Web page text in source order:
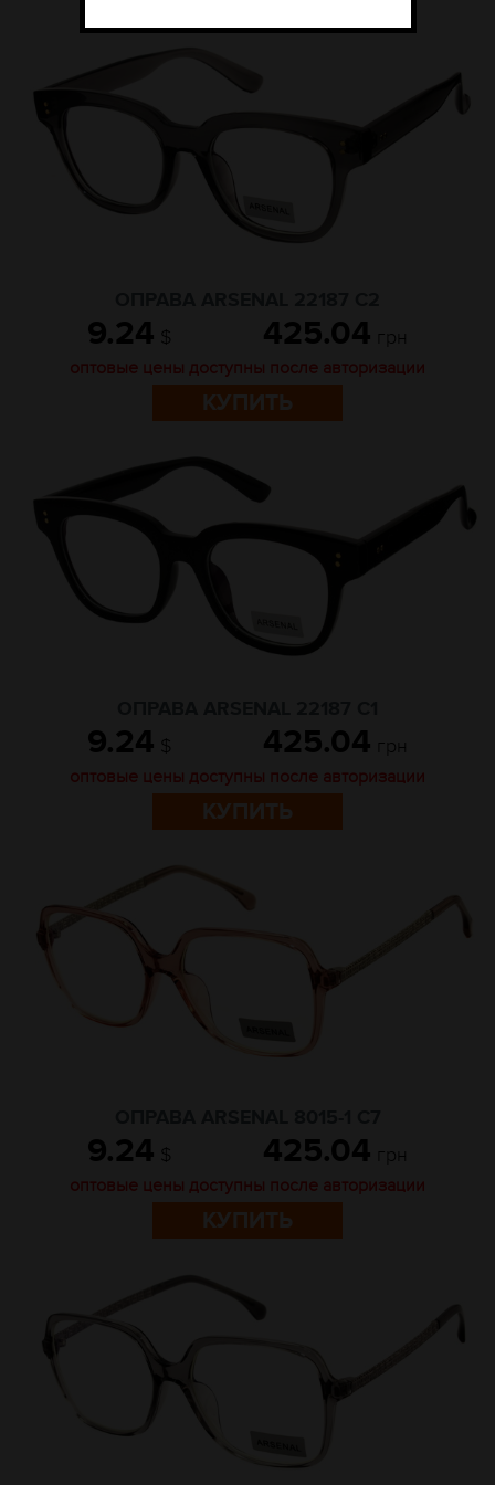
9.24 $ 425.04 грн
оптовые цены доступны после авторизации
КУПИТЬ
9.24 $ 425.04 грн
оптовые цены доступны после авторизации
КУПИТЬ
9.24 $ 425.04 грн
оптовые цены доступны после авторизации
КУПИТЬ